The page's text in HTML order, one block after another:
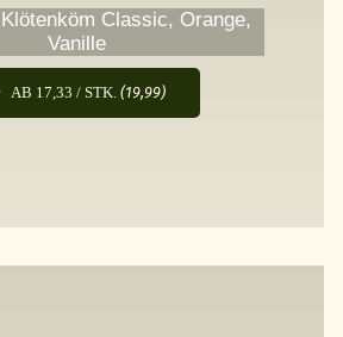
Classic, Orange,
Vanille
AB 17,33 / STK.(19,99)